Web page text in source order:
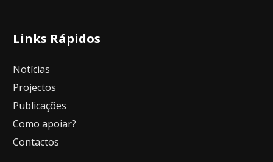
Links Rápidos
Notícias
Projectos
Publicações
Como apoiar?
Contactos